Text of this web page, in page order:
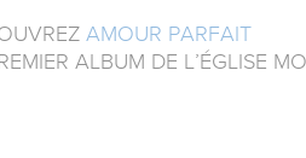
AMOUR PARFAIT
ALBUM DE L’ÉGLISE